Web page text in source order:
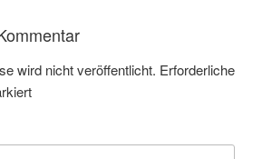
wird nicht veröffentlicht. Erforderliche